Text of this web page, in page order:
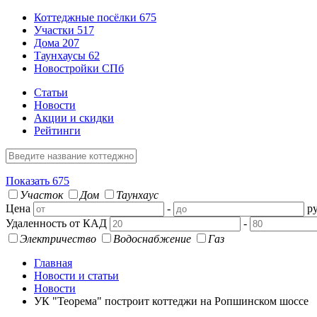
Коттеджные посёлки 675
Участки 517
Дома 207
Таунхаусы 62
Новостройки СПб
Статьи
Новости
Акции и скидки
Рейтинги
Показать 675
Участок
Дом
Таунхаус
Цена
-
Удаленность от КАД
-
Электричество
Водоснабжение
Газ
Главная
Новости и статьи
Новости
УК "Теорема" построит коттеджи на Ропшинском шоссе